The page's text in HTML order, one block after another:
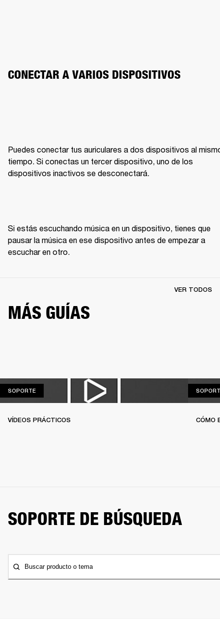
CONECTAR A VARIOS DISPOSITIVOS
Puedes conectar tus auriculares a dos dispositivos al
tiempo. Si conectas un tercer dispositivo, uno de los
dispositivos inactivos se desconectará.
Si estás escuchando música en un dispositivo, tienes que
pausar la música en ese dispositivo antes de empezar a
escuchar en otro.
MÁS GUÍAS
VER TODOS
SOPORTESOPORTE
VÍDEOS PRÁCTICOS CÓMO
SOPORTE DE BÚSQUEDA
Buscar producto o tema